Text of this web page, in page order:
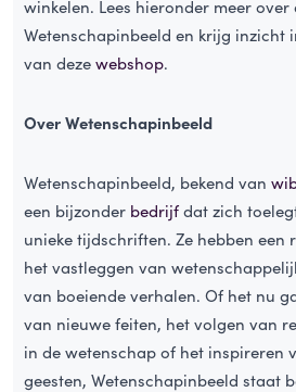
winkelen. Lees hieronder meer
Wetenschapinbeeld en krijg inzicht
van dezewebshop.
Over Wetenschapinbeeld
Wetenschapinbeeld, bekend van
een bijzonder bedrijfdat zich
unieke tijdschriften. Ze hebben een
het vastleggen van
van boeiende verhalen. Of het nu
van nieuwe feiten, het volgen van
in de wetenschap of het inspireren
geesten, Wetenschapinbeeld staat